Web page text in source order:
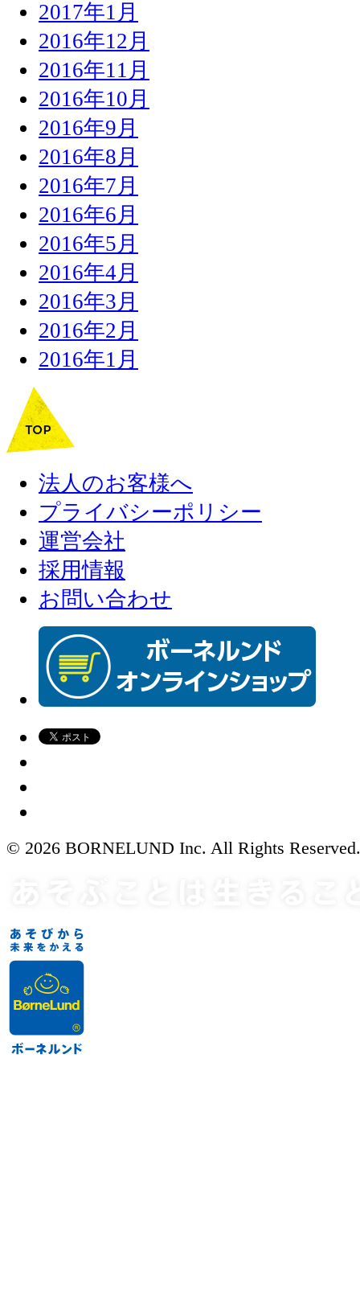
2017年1月
2016年12月
2016年11月
2016年10月
2016年9月
2016年8月
2016年7月
2016年6月
2016年5月
2016年4月
2016年3月
2016年2月
2016年1月
法人のお客様へ
プライバシーポリシー
運営会社
採用情報
お問い合わせ
© 2026 BORNELUND Inc. All Rights Reserved.